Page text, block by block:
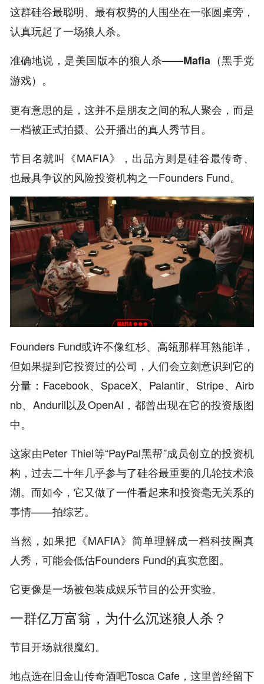
这群硅谷最聪明、最有权势的人围坐在一张圆桌旁，
认真玩起了一场狼人杀。
准确地说，是美国版本的狼人杀——Mafia（黑手党
游戏）。
更有意思的是，这并不是朋友之间的私人聚会，而是
一档被正式拍摄、公开播出的真人秀节目。
节目名就叫《MAFIA》，出品方则是硅谷最传奇、
也最具争议的风险投资机构之一Founders Fund。
Founders Fund或许不像红杉、高瓴那样耳熟能详，
但如果提到它投资过的公司，人们会立刻意识到它的
分量：Facebook、SpaceX、Palantir、Stripe、Airb
nb、Anduril以及OpenAI，都曾出现在它的投资版图
中。
这家由Peter Thiel等“PayPal黑帮”成员创立的投资机
构，过去二十年几乎参与了硅谷最重要的几轮技术浪
潮。而如今，它又做了一件看起来和投资毫无关系的
事情——拍综艺。
当然，如果把《MAFIA》简单理解成一档科技圈真
人秀，可能会低估Founders Fund的真实意图。
它更像是一场被包装成娱乐节目的公开实验。
一群亿万富翁，为什么沉迷狼人杀？
节目开场就很魔幻。
地点选在旧金山传奇酒吧Tosca Cafe，这里曾经留下